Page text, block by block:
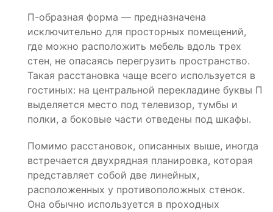
П-образная форма — предназначена
исключительно для просторных помещений,
где можно расположить мебель вдоль трех
стен, не опасаясь перегрузить пространство.
Такая расстановка чаще всего используется в
гостиных: на центральной перекладине буквы П
выделяется место под телевизор, тумбы и
полки, а боковые части отведены под шкафы.
Помимо расстановок, описанных выше, иногда
встречается двухрядная планировка, которая
представляет собой две линейных,
расположенных у противоположных стенок.
Она обычно используется в проходных